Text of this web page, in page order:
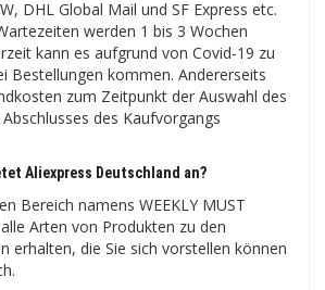
DHL Global Mail und SF Express etc.
werden 1 bis 3 Wochen
kann es aufgrund von Covid-19 zu
Bestellungen kommen. Andererseits
zum Zeitpunkt der Auswahl des
des Kaufvorgangs
Aliexpress Deutschland an?
Bereich namens WEEKLY MUST
Arten von Produkten zu den
erhalten, die Sie sich vorstellen können